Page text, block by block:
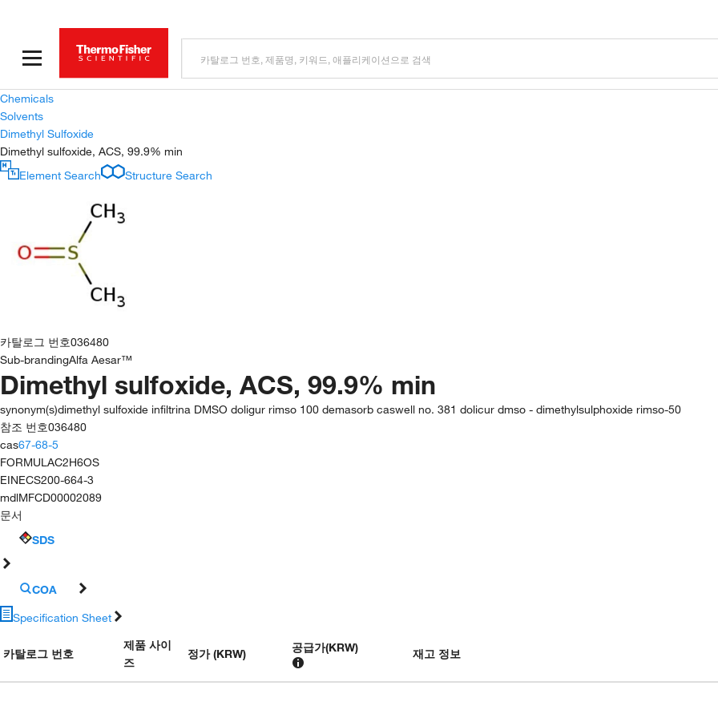
Chemicals
Solvents
Dimethyl Sulfoxide
Dimethyl sulfoxide, ACS, 99.9% min
Element Search
Structure Search
카탈로그 번호036480
Sub-brandingAlfa Aesar™
Dimethyl sulfoxide, ACS, 99.9% min
synonym(s)dimethyl sulfoxide infiltrina DMSO doligur rimso 100 demasorb caswell no. 381 dolicur dmso - dimethylsulphoxide rimso-50
참조 번호036480
cas67-68-5
FORMULAC2H6OS
EINECS200-664-3
mdlMFCD00002089
문서
SDS
COA
Specification Sheet
카탈로그 번호
제품 사이
즈
정가 (KRW) 공급가(KRW) 재고 정보